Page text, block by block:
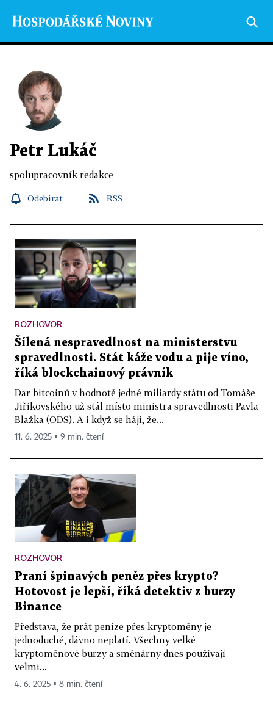
Petr Lukáč
spolupracovník redakce
Odebírat RSS
ROZHOVOR
Šílená nespravedlnost na ministerstvu
spravedlnosti. Stát káže vodu a pije víno,
říká blockchainový právník
Dar bitcoinů v hodnotě jedné miliardy státu od Tomáše
Jiřikovského už stál místo ministra spravedlnosti Pavla
Blažka (ODS). A i když se hájí, že...
11. 6. 2025 ▪ 9 min. čtení
ROZHOVOR
Praní špinavých peněz přes krypto?
Hotovost je lepší, říká detektiv z burzy
Binance
Představa, že prát peníze přes kryptoměny je
jednoduché, dávno neplatí. Všechny velké
kryptoměnové burzy a směnárny dnes používají
velmi...
4. 6. 2025 ▪ 8 min. čtení